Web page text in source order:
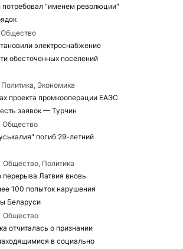
потребовал "именем революции"
Общество
электроснабжение
обесточенных поселений
Политика, Экономика
проекта промкооперации ЕАЭС
заявок — Турчин
Общество
погиб 29-летний
Общество, Политика
перерыва Латвия вновь
100 попыток нарушения
Беларуси
Общество
отчиталась о признании
в социально